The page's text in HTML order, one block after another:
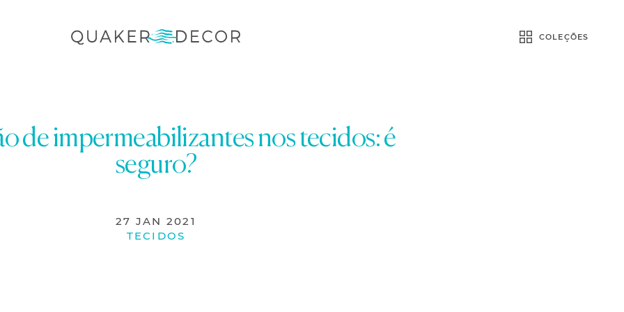
COLEÇÕES
de impermeabilizantes nos tecidos: é
seguro?
27 JAN 2021
TECIDOS